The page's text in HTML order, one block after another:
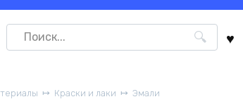
Search
for:
Краски и лаки Эмали